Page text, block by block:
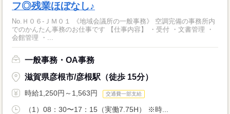
フ◎残業ほぼなし♪
No.Ｈ０６‐ＪＭ０１ 《地域会議所の一般事務》 空調完備の事務所内
でのかんたん事務のお仕事です 【仕事内容】 ・受付 ・文書管理 ・
会館管理 ・...
一般事務・OA事務
滋賀県彦根市/彦根駅（徒歩 15分）
時給1,250円～1,563円 交通費一部支給
（1）08：30〜17：15（実働7.75H） ※時...